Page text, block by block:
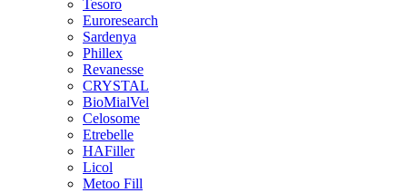
Tesoro
Euroresearch
Sardenya
Phillex
Revanesse
CRYSTAL
BioMialVel
Celosome
Etrebelle
HAFiller
Licol
Metoo Fill